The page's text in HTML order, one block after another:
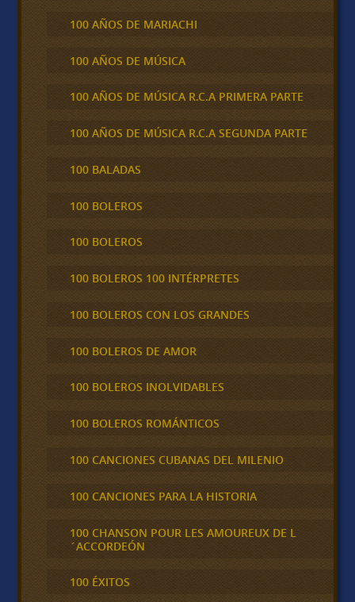
100 AÑOS DE MARIACHI
100 AÑOS DE MÚSICA
100 AÑOS DE MÚSICA R.C.A PRIMERA PARTE
100 AÑOS DE MÚSICA R.C.A SEGUNDA PARTE
100 BALADAS
100 BOLEROS
100 BOLEROS
100 BOLEROS 100 INTÉRPRETES
100 BOLEROS CON LOS GRANDES
100 BOLEROS DE AMOR
100 BOLEROS INOLVIDABLES
100 BOLEROS ROMÁNTICOS
100 CANCIONES CUBANAS DEL MILENIO
100 CANCIONES PARA LA HISTORIA
100 CHANSON POUR LES AMOUREUX DE L
´ACCORDEÓN
100 ÉXITOS